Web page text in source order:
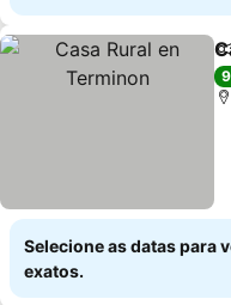
Selecione as datas para
exatos.